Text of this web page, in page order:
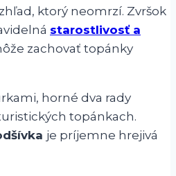
ktorý neomrzí. Zvršok
starostlivosť a
zachovať topánky
horné dva rady
topánkach.
je príjemne hrejivá